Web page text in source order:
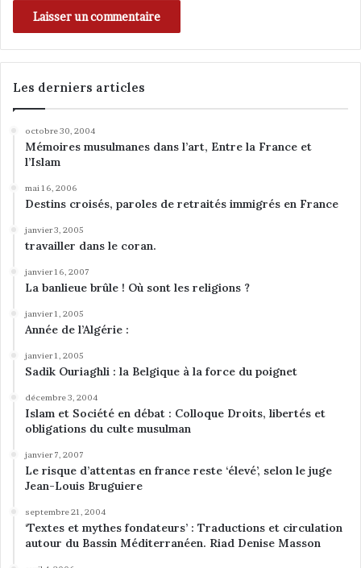
Les derniers articles
octobre 30, 2004
Mémoires musulmanes dans l’art, Entre la France et
l’Islam
mai 16, 2006
Destins croisés, paroles de retraités immigrés en France
janvier 3, 2005
travailler dans le coran.
janvier 16, 2007
La banlieue brûle ! Où sont les religions ?
janvier 1, 2005
Année de l’Algérie :
janvier 1, 2005
Sadik Ouriaghli : la Belgique à la force du poignet
décembre 3, 2004
Islam et Société en débat : Colloque Droits, libertés et
obligations du culte musulman
janvier 7, 2007
Le risque d’attentas en france reste ‘élevé’, selon le juge
Jean-Louis Bruguiere
septembre 21, 2004
‘Textes et mythes fondateurs’ : Traductions et circulation
autour du Bassin Méditerranéen. Riad Denise Masson